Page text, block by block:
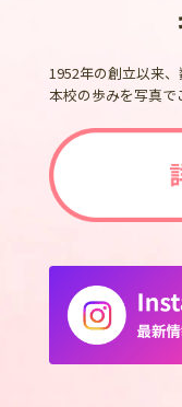
1952年の創立以来
本校の歩みを写真で